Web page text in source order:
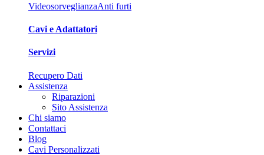
VideosorveglianzaAnti furti
Cavi e Adattatori
Servizi
Recupero Dati
Assistenza
Riparazioni
Sito Assistenza
Chi siamo
Contattaci
Blog
Cavi Personalizzati